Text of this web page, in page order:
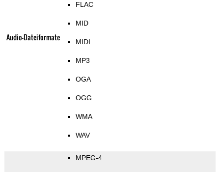
Audio-Dateiformate
FLAC
MID
MIDI
MP3
OGA
OGG
WMA
WAV
MPEG-4